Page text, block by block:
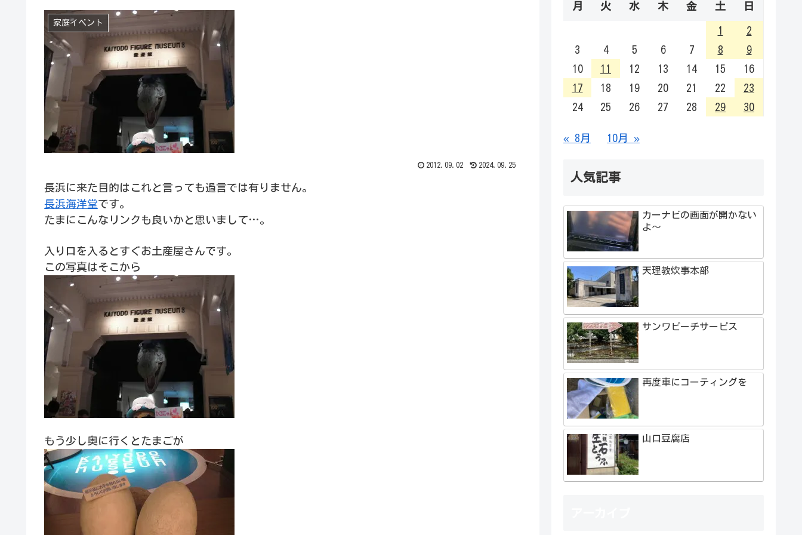
家庭イベント
2012.09.02 2024.09.25
長浜に来た目的はこれと言っても過言では有りません。
長浜海洋堂です。
たまにこんなリンクも良いかと思いまして…。
入り口を入るとすぐお土産屋さんです。
この写真はそこから
もう少し奥に行くとたまごが
月 火 水 木 金 土 日
1
2
3
4 5 6 7 8
9
10
11 12 13 14 15
16
17
18 19 20 21 22
23
24
25 26 27 28 29 30
« 8月 10月 »
人気記事
カーナビの画面が開かない
よ～
天理教炊事本部
サンワピーチサービス
再度車にコーティングを
山口豆腐店